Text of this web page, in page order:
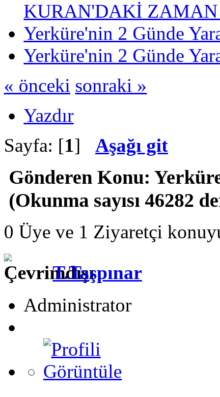
KURAN'DAKİ
Yerküre'nin 2 Günde
Yerküre'nin 2 Günde
« önceki sonraki »
Yazdır
Sayfa: [1] Aşağı git
Gönderen Konu:
(Okunma sayısı 46282
0 Üye ve 1 Ziyaretçi
T.Taşpınar
Administrator